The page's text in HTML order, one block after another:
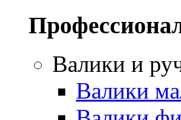
Валики и
Валики